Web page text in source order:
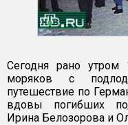
Сегодня рано утром
моряков с
путешествие по
вдовы погибших
Ирина Белозорова и